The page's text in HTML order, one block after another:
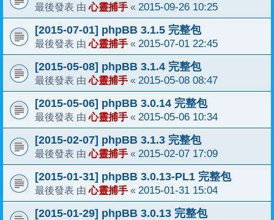
最後發表 由心靈捕手 « 2015-09-26 10:25
[2015-07-01] phpBB 3.1.5 完整包
最後發表 由心靈捕手 « 2015-07-01 22:45
[2015-05-08] phpBB 3.1.4 完整包
最後發表 由心靈捕手 « 2015-05-08 08:47
[2015-05-06] phpBB 3.0.14 完整包
最後發表 由心靈捕手 « 2015-05-06 10:34
[2015-02-07] phpBB 3.1.3 完整包
最後發表 由心靈捕手 « 2015-02-07 17:09
[2015-01-31] phpBB 3.0.13-PL1 完整包
最後發表 由心靈捕手 « 2015-01-31 15:04
[2015-01-29] phpBB 3.0.13 完整包